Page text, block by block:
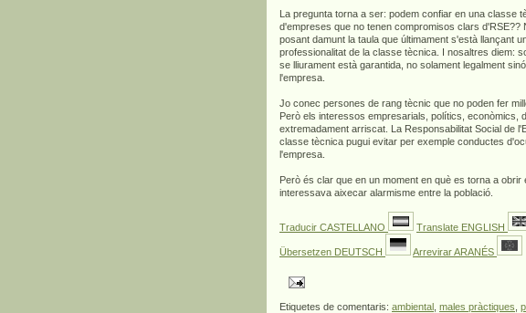
La pregunta torna a ser: podem confiar en una classe
d'empreses que no tenen compromisos clars d'RSE??
posant damunt la taula que últimament s'està llançant
professionalitat de la classe tècnica. I nosaltres diem:
se lliurament està garantida, no solament legalment
l'empresa.
Jo conec persones de rang tècnic que no poden fer
Però els interessos empresarials, polítics, econòmics,
extremadament arriscat. La Responsabilitat Social de
classe tècnica pugui evitar per exemple conductes
l'empresa.
Però és clar que en un moment en què es torna a obrir
interessava aixecar alarmisme entre la població.
Traducir CASTELLANO Translate ENGLISH
Übersetzen DEUTSCH Arrevirar ARANÉS
Etiquetes de comentaris: ambiental males pràctiques